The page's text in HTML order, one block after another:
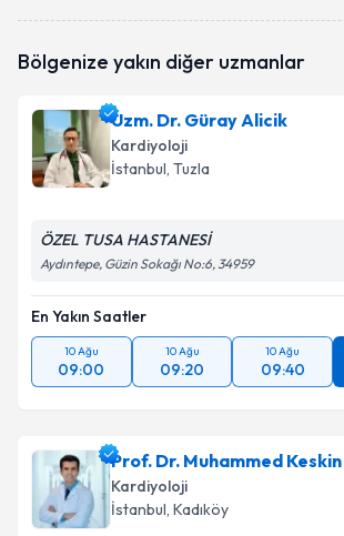
Bölgenize yakın diğer uzmanlar
Uzm. Dr. Güray Alicik
Kardiyoloji
İstanbul, Tuzla
ÖZEL TUSA HASTANESİ
Aydıntepe, Güzin Sokağı No:6, 34959
En Yakın Saatler
10 Ağu
09:00
10 Ağu
09:20
10 Ağu
09:40
Prof. Dr. Muhammed Keskin
Kardiyoloji
İstanbul, Kadıköy